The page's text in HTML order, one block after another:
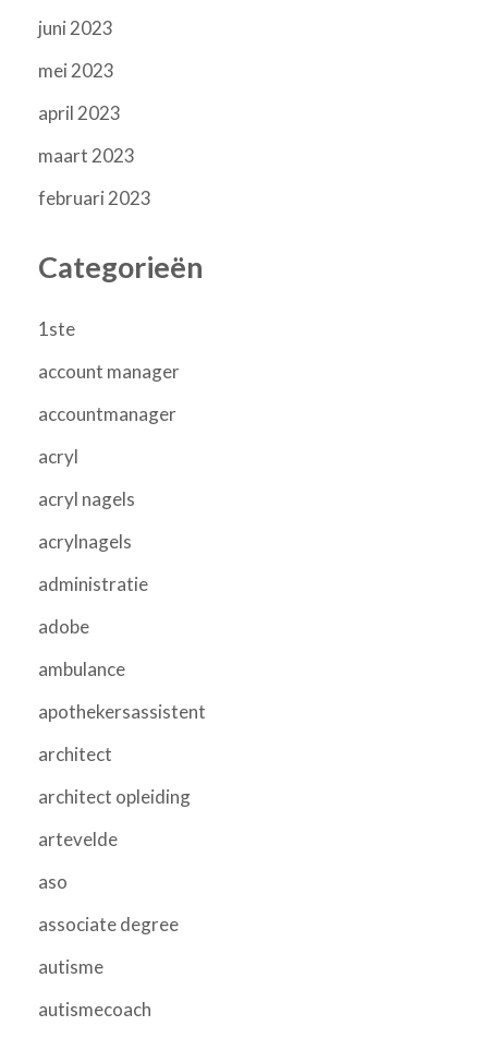
juni 2023
mei 2023
april 2023
maart 2023
februari 2023
Categorieën
1ste
account manager
accountmanager
acryl
acryl nagels
acrylnagels
administratie
adobe
ambulance
apothekersassistent
architect
architect opleiding
artevelde
aso
associate degree
autisme
autismecoach